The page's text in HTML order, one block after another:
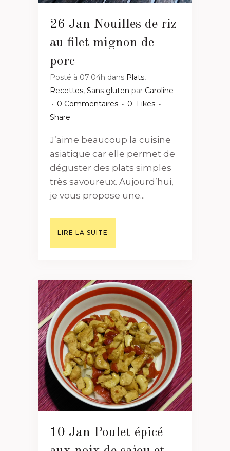
26 Jan Nouilles de riz
au filet mignon de
porc
Posté à 07:04h dans Plats,
Recettes, Sans gluten par Caroline
0 Commentaires
0
Likes
Share
J’aime beaucoup la cuisine
asiatique car elle permet de
déguster des plats simples
très savoureux. Aujourd’hui,
je vous propose une...
LIRE LA SUITE
10 Jan Poulet épicé